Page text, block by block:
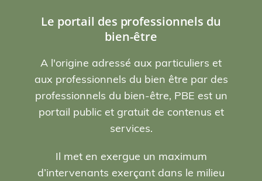
Le portail des professionnels du
bien-être
A l'origine adressé aux particuliers et
aux professionnels du bien être par des
professionnels du bien-être, PBE est un
portail public et gratuit de contenus et
services.
Il met en exergue un maximum
d’intervenants exerçant dans le milieu